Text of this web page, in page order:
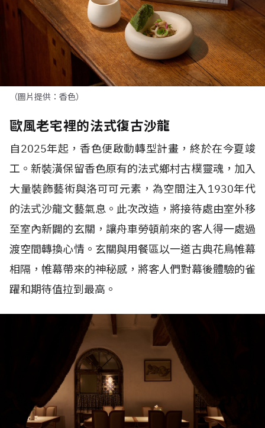
（圖片提供：香色）
歐風老宅裡的法式復古沙龍
自2025年起，香色便啟動轉型計畫，終於在今夏竣
工。新裝潢保留香色原有的法式鄉村古樸靈魂，加入
大量裝飾藝術與洛可可元素，為空間注入1930年代
的法式沙龍文藝氣息。此次改造，將接待處由室外移
至室內新闢的玄關，讓舟車勞頓前來的客人得一處過
渡空間轉換心情。玄關與用餐區以一道古典花鳥帷幕
相隔，帷幕帶來的神秘感，將客人們對幕後體驗的雀
躍和期待值拉到最高。